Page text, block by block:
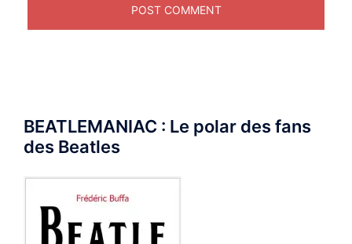
BEATLEMANIAC : Le polar des fans
des Beatles